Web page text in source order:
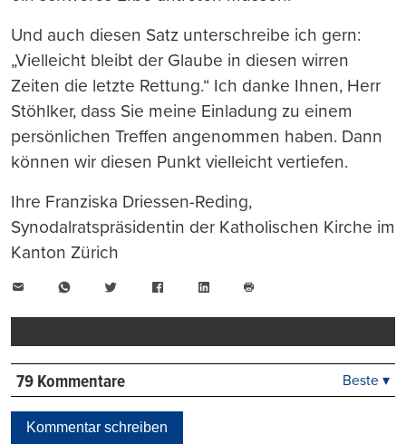
Und auch diesen Satz unterschreibe ich gern:
„Vielleicht bleibt der Glaube in diesen wirren
Zeiten die letzte Rettung.“ Ich danke Ihnen, Herr
Stöhlker, dass Sie meine Einladung zu einem
persönlichen Treffen angenommen haben. Dann
können wir diesen Punkt vielleicht vertiefen.
Ihre Franziska Driessen-Reding,
Synodalratspräsidentin der Katholischen Kirche im
Kanton Zürich
WhatsAppTwitter FacebookLinkedIn
drucken
79 Kommentare Beste ▾
Kommentar schreiben